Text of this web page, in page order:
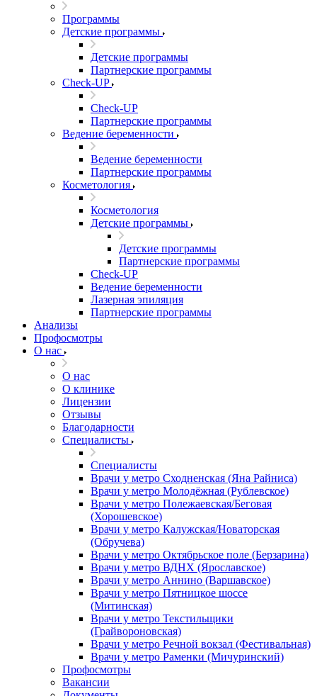
Программы
Детские программы
Детские программы
Партнерские программы
Check-UP
Check-UP
Партнерские программы
Ведение беременности
Ведение беременности
Партнерские программы
Косметология
Косметология
Детские программы
Детские программы
Партнерские программы
Check-UP
Ведение беременности
Лазерная эпиляция
Партнерские программы
Анализы
Профосмотры
О нас
О нас
О клинике
Лицензии
Отзывы
Благодарности
Специалисты
Специалисты
Врачи у метро Сходненская (Яна Райниса)
Врачи у метро Молодёжная (Рублевское)
Врачи у метро Полежаевская/Беговая
(Хорошевское)
Врачи у метро Калужская/Новаторская
(Обручева)
Врачи у метро Октябрьское поле (Берзарина)
Врачи у метро ВДНХ (Ярославское)
Врачи у метро Аннино (Варшавское)
Врачи у метро Пятницкое шоссе
(Митинская)
Врачи у метро Текстильщики
(Грайвороновская)
Врачи у метро Речной вокзал (Фестивальная)
Врачи у метро Раменки (Мичуринский)
Профосмотры
Вакансии